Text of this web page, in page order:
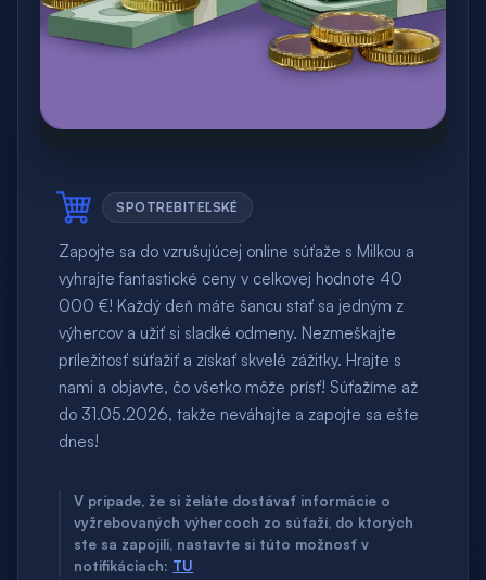
SPOTREBITEĽSKÉ
Zapojte sa do vzrušujúcej online súťaže s Milkou a
vyhrajte fantastické ceny v celkovej hodnote 40
000 €! Každý deň máte šancu stať sa jedným z
výhercov a užiť si sladké odmeny. Nezmeškajte
príležitosť súťažiť a získať skvelé zážitky. Hrajte s
nami a objavte, čo všetko môže prísť! Súťažíme až
do 31.05.2026, takže neváhajte a zapojte sa ešte
dnes!
V prípade, že si želáte dostávať informácie o
vyžrebovaných výhercoch zo súťaží, do ktorých
ste sa zapojili, nastavte si túto možnosť v
notifikáciach: TU